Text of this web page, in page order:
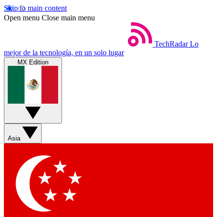
Skip to main content
Open menu Close main menu
TechRadar Lo
mejor de la tecnología, en un solo lugar
MX Edition
Asia